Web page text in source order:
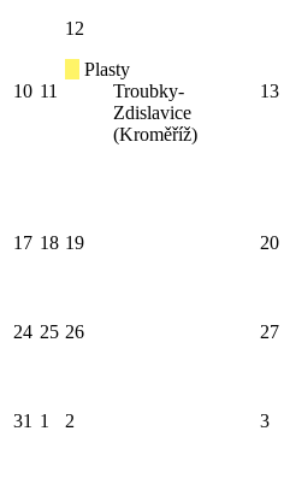
10 11
12
Plasty
Troubky-
Zdislavice
(Kroměříž)
13
17 18 19 20
24 25 26 27
31 1 2 3